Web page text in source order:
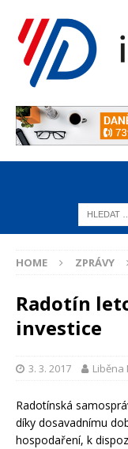
HOME ZPRÁVY
Radotín
investice
3. 3. 2017 Liběna
Radotínská
díky dosavadnímu
hospodaření, k